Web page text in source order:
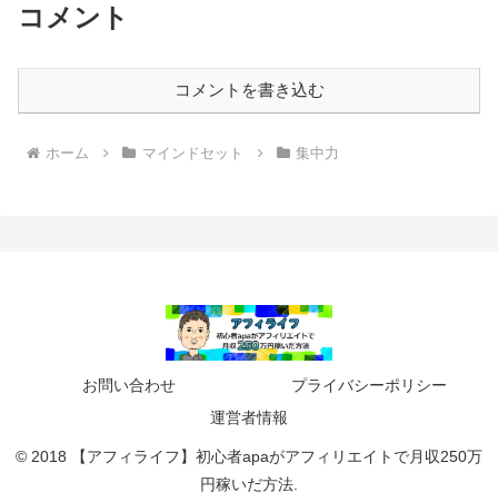
コメント
コメントを書き込む
ホーム マインドセット 集中力
お問い合わせ
プライバシーポリシー
運営者情報
© 2018 【アフィライフ】初心者apaがアフィリエイトで月収250万
円稼いだ方法.